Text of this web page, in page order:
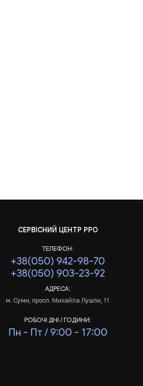
СЕРВІСНИЙ ЦЕНТР РРО
ТЕЛЕФОН:
+38(050) 942-98-70
+38(050) 903-23-92
АДРЕСА:
м. Суми, просп. Михайла Лушпи, 11
РОБОЧІ ДНІ / ГОДИНИ:
Пн - Пт / 9:00 - 17:00